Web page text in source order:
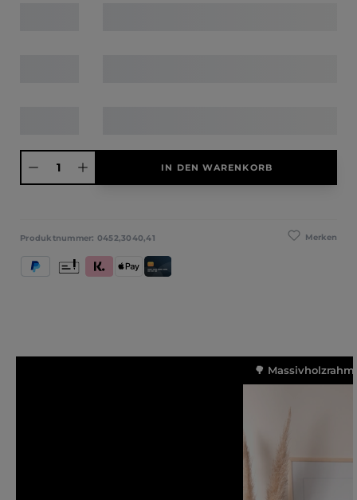
Produkt Anzahl: Gib den gewünschten Wert ein oder benutze die
IN DEN WARENKORB
Merken
Produktnummer: 0452,3040,41
PayPal Klarna (Rechnung / Ratenkauf / Sofort)
Apple PayKredit- und Debitkarte
Vorkasse
🌳